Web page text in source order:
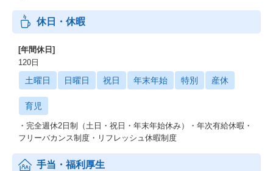
休日・休暇
[年間休日]
120日
土曜日 日曜日 祝日 年末年始 特別 産休
育児
・完全週休2日制（土日・祝日・年末年始休み）・年次有給休暇・
フリーバカンス制度・リフレッシュ休暇制度
手当・福利厚生